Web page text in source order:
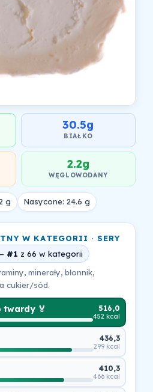
30.5g
BIAŁKO
2.2g
WĘGLOWODANY
g Nasycone: 24.6 g
W KATEGORII · SERY
#1 z 66 w kategorii
minerały, błonnik,
cukier/sód.
twardy 🏅 516,0
452 kcal
436,3
299 kcal
410,3
466 kcal